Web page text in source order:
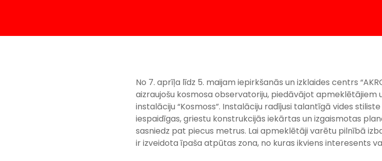
No 7. aprīļa līdz 5. maijam iepirkšanās un izklaides centrs
aizraujošu kosmosa observatoriju, piedāvājot
instalāciju “Kosmoss”. Instalāciju radījusi talantīgā vides
iespaidīgas, griestu konstrukcijās iekārtas un izgaismotas
sasniedz pat piecus metrus. Lai apmeklētāji varētu pilnībā
ir izveidota īpaša atpūtas zona, no kuras ikviens interesents